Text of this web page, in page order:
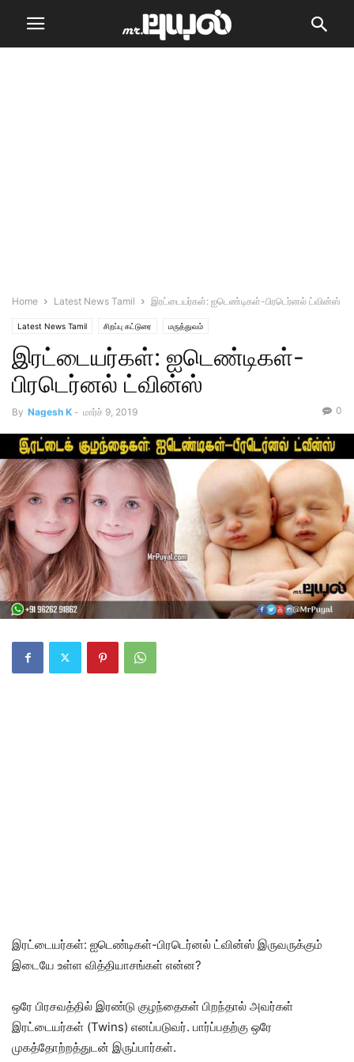
Home Latest News Tamil இரட்டையர்கள்: ஐடெண்டிகள்-பிரடெர்னல் ட்வின்ஸ்
Latest News Tamil சிறப்பு கட்டுரை மருத்துவம்
இரட்டையர்கள்: ஐடெண்டிகள்-
பிரடெர்னல் ட்வின்ஸ்
By Nagesh K - மார்ச் 9, 2019 0
இரட்டையர்கள்: ஐடெண்டிகள்-பிரடெர்னல் ட்வின்ஸ் இருவருக்கும்
இடையே உள்ள வித்தியாசங்கள் என்ன?
ஒரே பிரசவத்தில் இரண்டு குழந்தைகள் பிறந்தால் அவர்கள்
இரட்டையர்கள் (Twins) எனப்படுவர். பார்ப்பதற்கு ஒரே
முகத்தோற்றத்துடன் இருப்பார்கள்.